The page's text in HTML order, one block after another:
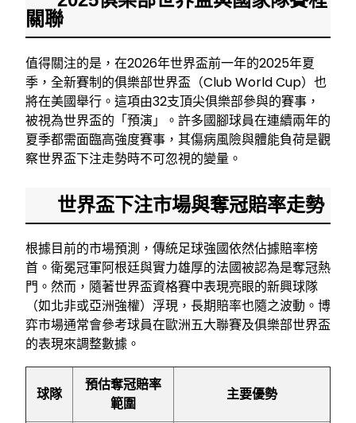
關聯
值得關注的是，在2026年世界盃前一年的2025年夏
季，全新賽制的俱樂部世界盃（Club World Cup）也
將在美國舉行。這項由32支頂尖俱樂部參與的賽事，
被視為世界盃的「預演」。許多國腳球員在連續兩年的
夏季都需面臨高強度賽事，其傷病風險與體能負荷是觀
察世界盃下注走勢時不可忽視的變量。
世界盃下注市場與奪冠賠率走勢
根據目前的市場預測，傳統足球強國依然佔據賠率榜
首。衛冕冠軍阿根廷與實力雄厚的法國被認為是奪冠熱
門。然而，隨著世界盃資格賽中表現亮眼的新興球隊
（如北非或亞洲強權）浮現，長期賠率也隨之波動。博
弈市場通常會參考球員在歐洲五大聯賽及俱樂部世界盃
的表現來調整數據。
球隊
預估奪冠賠率
範圍
主要優勢